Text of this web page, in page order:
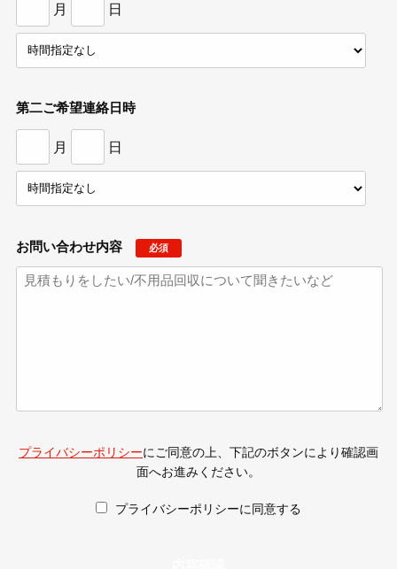
月 日
第二ご希望連絡日時
月 日
お問い合わせ内容 必須
プライバシーポリシーにご同意の上、下記のボタンにより確認画
面へお進みください。
プライバシーポリシーに同意する